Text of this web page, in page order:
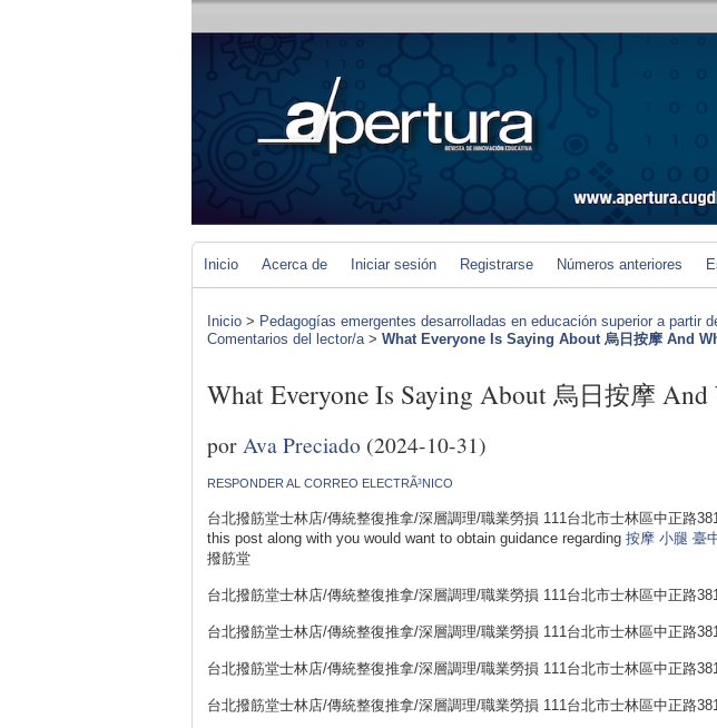
Inicio Acerca de Iniciar sesión Registrarse Números anteriores
Inicio > Pedagogías emergentes desarrolladas en educación superior a partir
Comentarios del lector/a> What Everyone Is Saying About 烏日按摩 And
What Everyone Is Saying About 烏日按摩
por Ava Preciado (2024-10-31)
RESPONDER AL CORREO ELECTRÃ³NICO
台北撥筋堂士林店/傳統整復推拿/深層調理/職業勞損 111台北市士林區中正路
this post along with you would want to obtain guidance regarding 按摩 小腿 臺
撥筋堂
台北撥筋堂士林店/傳統整復推拿/深層調理/職業勞損 111台北市士林區中正路
台北撥筋堂士林店/傳統整復推拿/深層調理/職業勞損 111台北市士林區中正路
台北撥筋堂士林店/傳統整復推拿/深層調理/職業勞損 111台北市士林區中正路
台北撥筋堂士林店/傳統整復推拿/深層調理/職業勞損 111台北市士林區中正路